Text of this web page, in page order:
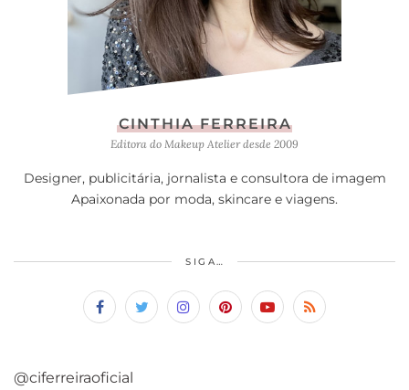
CINTHIA FERREIRA
Editora do Makeup Atelier desde 2009
Designer, publicitária, jornalista e consultora de imagem
Apaixonada por moda, skincare e viagens.
SIGA…
@ciferreiraoficial